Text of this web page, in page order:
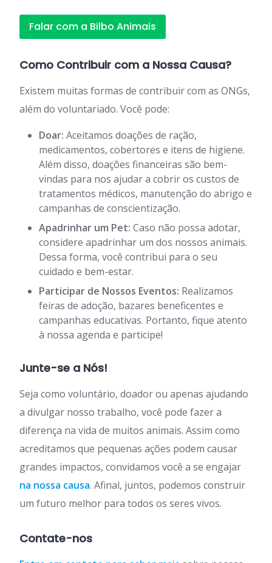
Falar com a Bilbo Animais
Como Contribuir com a Nossa Causa?
Existem muitas formas de contribuir com as ONGs,
além do voluntariado. Você pode:
Doar: Aceitamos doações de ração,
medicamentos, cobertores e itens de higiene.
Além disso, doações financeiras são bem-
vindas para nos ajudar a cobrir os custos de
tratamentos médicos, manutenção do abrigo e
campanhas de conscientização.
Apadrinhar um Pet: Caso não possa adotar,
considere apadrinhar um dos nossos animais.
Dessa forma, você contribui para o seu
cuidado e bem-estar.
Participar de Nossos Eventos: Realizamos
feiras de adoção, bazares beneficentes e
campanhas educativas. Portanto, fique atento
à nossa agenda e participe!
Junte-se a Nós!
Seja como voluntário, doador ou apenas ajudando
a divulgar nosso trabalho, você pode fazer a
diferença na vida de muitos animais. Assim como
acreditamos que pequenas ações podem causar
grandes impactos, convidamos você a se engajar
na nossa causa. Afinal, juntos, podemos construir
um futuro melhor para todos os seres vivos.
Contate-nos